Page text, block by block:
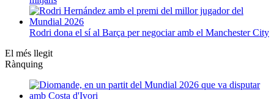
Rodri dona el sí al Barça per negociar amb el Manchester City
El més llegit
Rànquing